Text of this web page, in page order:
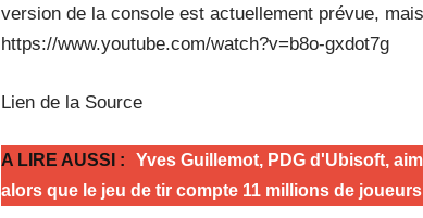
version de la console est actuellement prévue,
https://www.youtube.com/watch?v=b8o-gxdot7g
Lien de la Source
A LIRE AUSSI :
Yves Guillemot, PDG d'Ubisoft,
alors que le jeu de tir compte 11 millions de joueurs